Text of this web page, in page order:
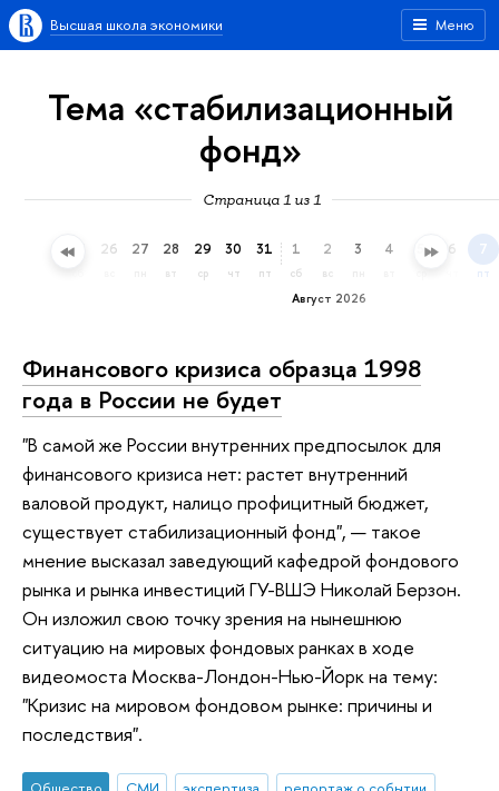
Меню
Высшая школа экономики
Тема «стабилизационный
фонд»
Страница 1 из 1
25 26 27 28
вт
29
ср
30
чт
31
пт
Август 2026
1
сб
2
вс
3 4 5 6 7
пт
Финансового кризиса образца 1998
года в России не будет
"В самой же России внутренних предпосылок для
финансового кризиса нет: растет внутренний
валовой продукт, налицо профицитный бюджет,
существует стабилизационный фонд", — такое
мнение высказал заведующий кафедрой фондового
рынка и рынка инвестиций ГУ-ВШЭ Николай Берзон.
Он изложил свою точку зрения на нынешнюю
ситуацию на мировых фондовых ранках в ходе
видеомоста Москва-Лондон-Нью-Йорк на тему:
"Кризис на мировом фондовом рынке: причины и
последствия".